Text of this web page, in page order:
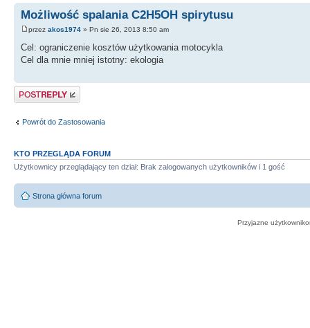
Możliwość spalania C2H5OH spirytusu
przez akos1974 » Pn sie 26, 2013 8:50 am
Cel: ograniczenie kosztów użytkowania motocykla
Cel dla mnie mniej istotny: ekologia
Odpowiedz
Powrót do Zastosowania
KTO PRZEGLĄDA FORUM
Użytkownicy przeglądający ten dział: Brak zalogowanych użytkowników i 1 gość
Strona główna forum
Przyjazne